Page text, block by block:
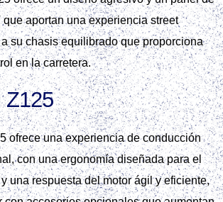
aportan una experiencia street
su chasis equilibrado que proporciona
en la carretera.
Z125
ofrece una experiencia de conducción
con una ergonomía diseñada para el
una respuesta del motor ágil y eficiente,